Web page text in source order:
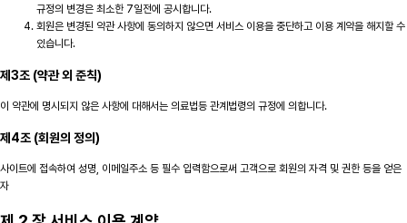
규정의 변경은 최소한 7일전에 공시합니다.
회원은 변경된 약관 사항에 동의하지 않으면 서비스 이용을 중단하고 이용 계약을 해지할 수
있습니다.
제3조 (약관 외 준칙)
이 약관에 명시되지 않은 사항에 대해서는 의료법등 관계법령의 규정에 의합니다.
제4조 (회원의 정의)
사이트에 접속하여 성명, 이메일주소 등 필수 입력함으로써 고객으로 회원의 자격 및 권한 등을 얻은
자